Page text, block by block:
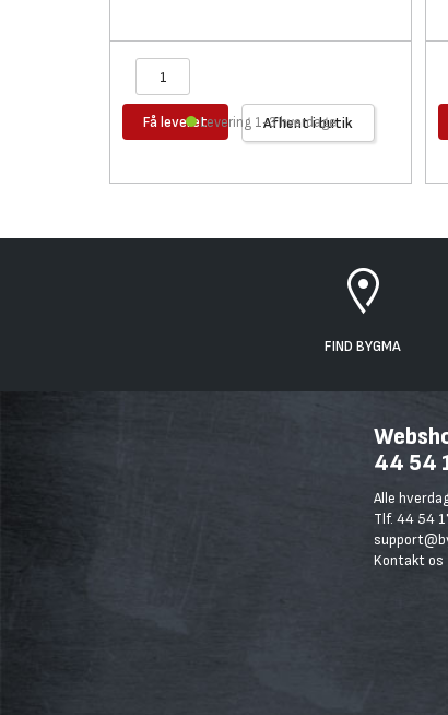
Få leveret Afhent i butik
Levering 1-3 hverdage
FIND BYGMA
44 54
Alle
Tlf. 44 54
Kontakt os